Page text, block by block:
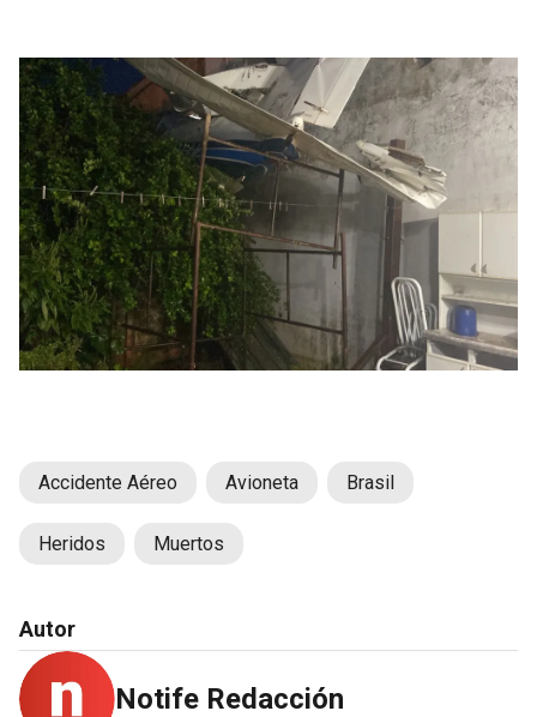
Accidente Aéreo Avioneta Brasil
Heridos Muertos
Autor
Notife Redacción